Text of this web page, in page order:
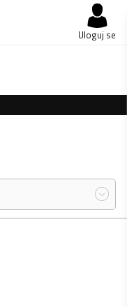
Uloguj se